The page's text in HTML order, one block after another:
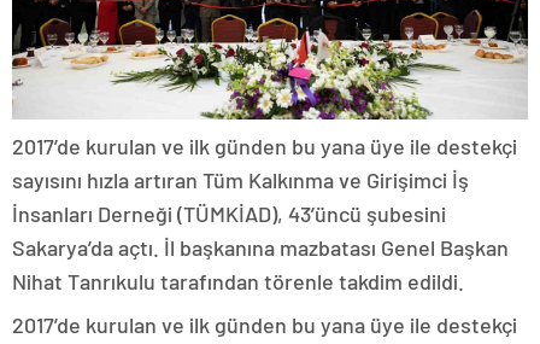
2017’de kurulan ve ilk günden bu yana üye ile destekçi
sayısını hızla artıran Tüm Kalkınma ve Girişimci İş
İnsanları Derneği (TÜMKİAD), 43’üncü şubesini
Sakarya’da açtı. İl başkanına mazbatası Genel Başkan
Nihat Tanrıkulu tarafından törenle takdim edildi.
2017’de kurulan ve ilk günden bu yana üye ile destekçi